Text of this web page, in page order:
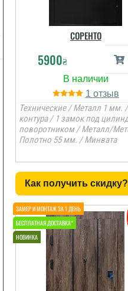
СОРЕНТО
5900₴
1
Технические / Металл 1 мм.
контура / 1 замок под
поворотником / Металл/
Полотно 55 мм. / Минвата
Как получить скидку?